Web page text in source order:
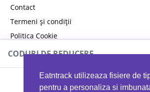
Eatntrack utilizeaza fisiere de
pentru a personaliza si
Contact
Termeni și condiții
Politica Cookie
Politica de confidențialitate
CODURI DE REDUCERE